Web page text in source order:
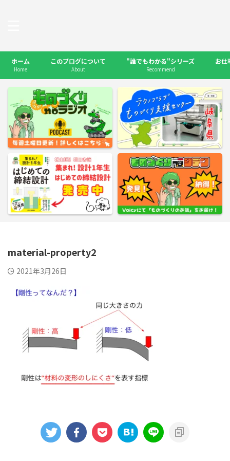
ホーム
Home
このブログについて
About
"誰でもわかる"シリーズ
Recommend
お仕
material-property2
2021年3月26日